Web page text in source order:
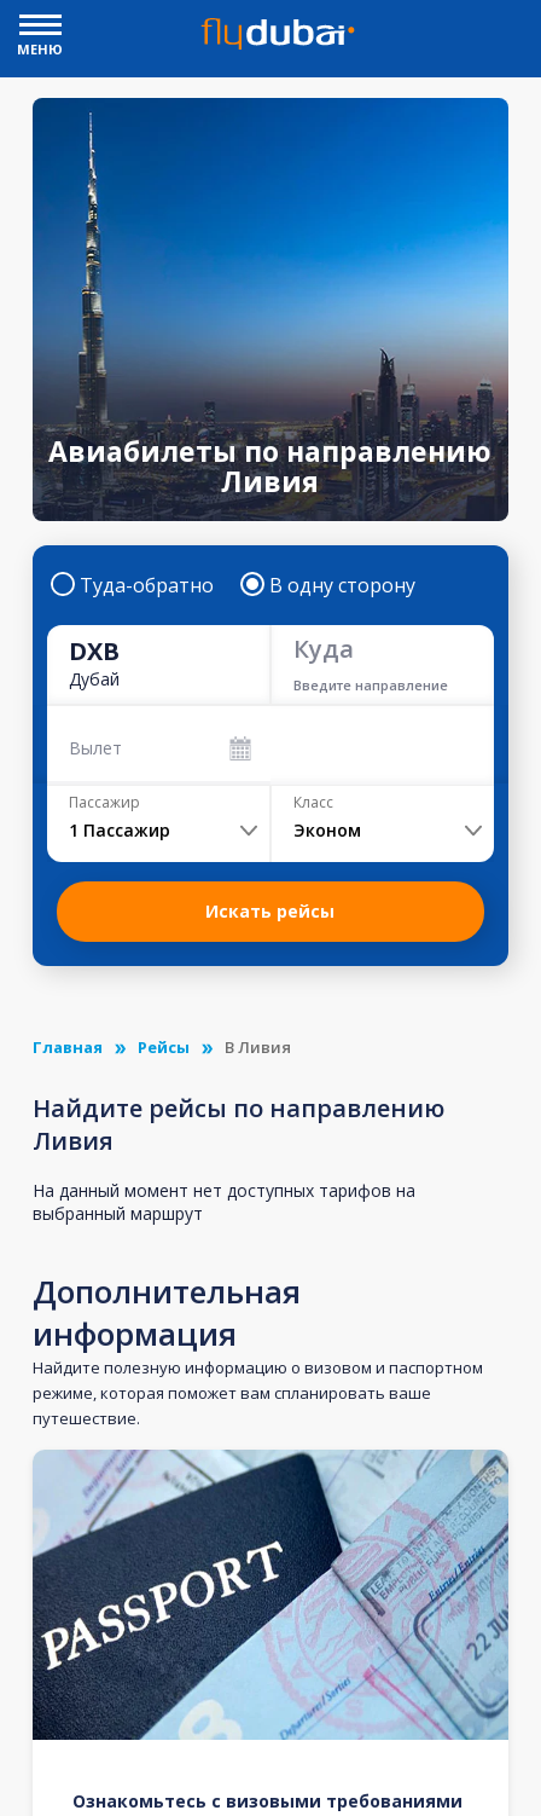
МЕНЮ
Авиабилеты по направлению
Ливия
Туда-обратно В одну сторону
DXB
Дубай
Куда
Введите направление
Вылет
Пассажир
1 Пассажир
Класс
Эконом
Искать рейсы
Главная Рейсы В Ливия
Найдите рейсы по направлению
Ливия
На данный момент нет доступных тарифов на
выбранный маршрут
Дополнительная
информация
Найдите полезную информацию о визовом и паспортном
режиме, которая поможет вам спланировать ваше
путешествие.
Ознакомьтесь с визовыми требованиями